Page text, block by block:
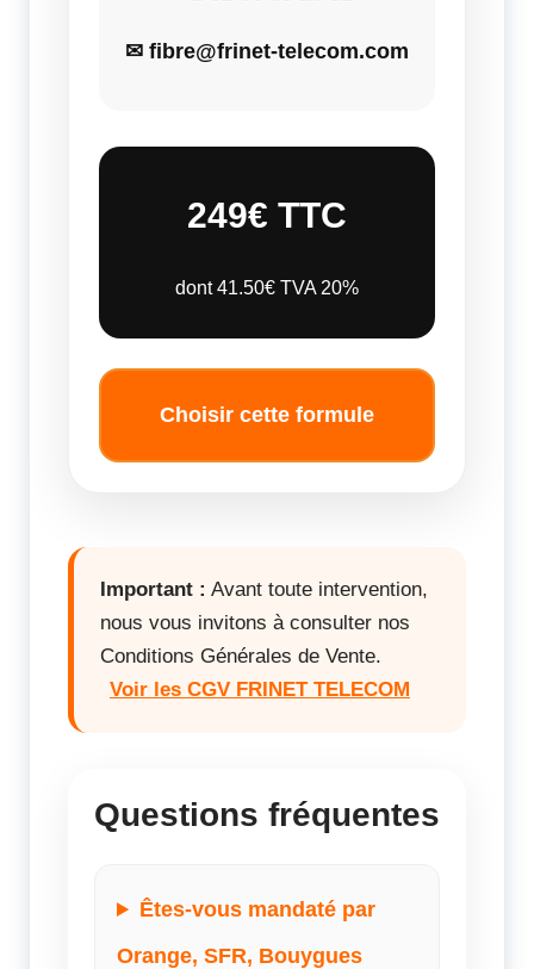
✉ fibre@frinet-telecom.com
249€ TTC
dont 41.50€ TVA 20%
Choisir cette formule
Important : Avant toute intervention,
nous vous invitons à consulter nos
Conditions Générales de Vente.
Voir les CGV FRINET TELECOM
Questions fréquentes
Êtes-vous mandaté par
Orange, SFR, Bouygues